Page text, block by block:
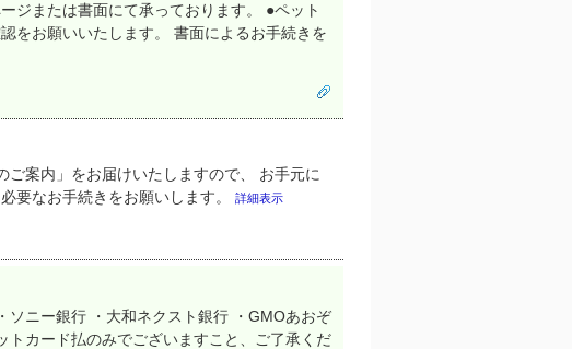
ジまたは書面にて承っております。 ●ペット
をお願いいたします。 書面によるお手続きを
案内」をお届けいたしますので、 お手元に
要なお手続きをお願いします。
詳細表示
ニー銀行 ・大和ネクスト銀行 ・GMOあおぞ
カード払のみでございますこと、ご了承くだ